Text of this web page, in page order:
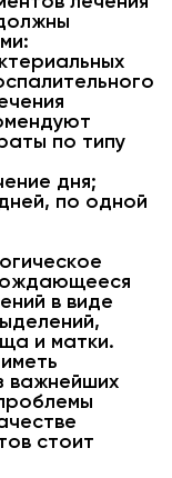
по типу
дня;
по одной
в виде
и матки.
важнейших
стоит